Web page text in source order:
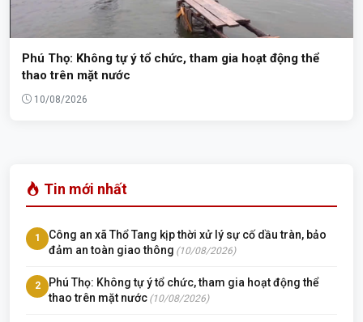
Phú Thọ: Không tự ý tổ chức, tham gia hoạt động thể
thao trên mặt nước
10/08/2026
Tin mới nhất
1
Công an xã Thổ Tang kịp thời xử lý sự cố dầu tràn, bảo
đảm an toàn giao thông (10/08/2026)
2
Phú Thọ: Không tự ý tổ chức, tham gia hoạt động thể
thao trên mặt nước (10/08/2026)